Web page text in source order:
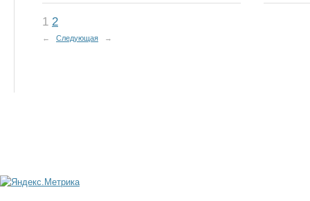
1 2
← Следующая →